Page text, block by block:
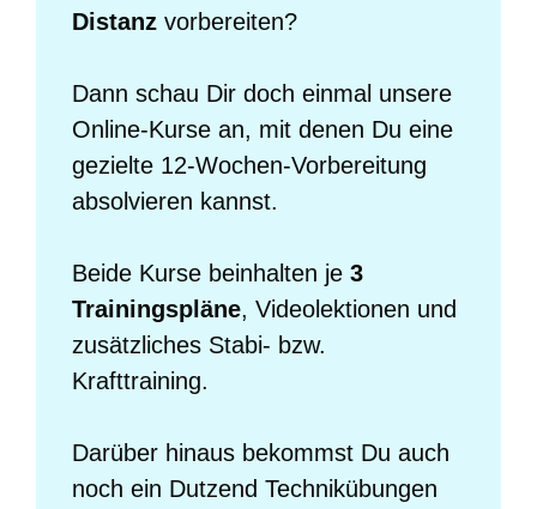
Distanz vorbereiten?
Dann schau Dir doch einmal unsere
Online-Kurse an, mit denen Du eine
gezielte 12-Wochen-Vorbereitung
absolvieren kannst.
Beide Kurse beinhalten je 3
Trainingspläne, Videolektionen und
zusätzliches Stabi- bzw.
Krafttraining.
Darüber hinaus bekommst Du auch
noch ein Dutzend Technikübungen